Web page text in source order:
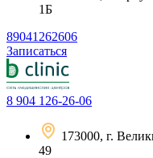
1Б
89041262606
Записаться
8 904 126-26-06
173000, г.
49